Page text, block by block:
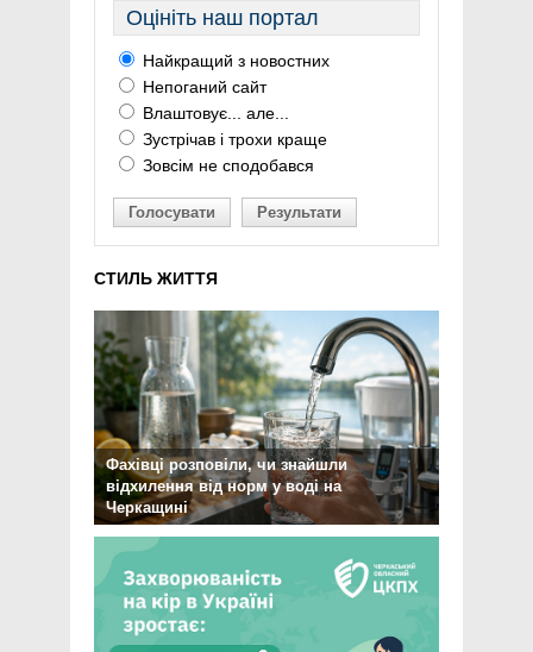
Оцініть наш портал
Найкращий з новостних
Непоганий сайт
Влаштовує... але...
Зустрічав і трохи краще
Зовсім не сподобався
Голосувати Результати
СТИЛЬ ЖИТТЯ
Фахівці розповіли, чи знайшли
відхилення від норм у воді на
Черкащині